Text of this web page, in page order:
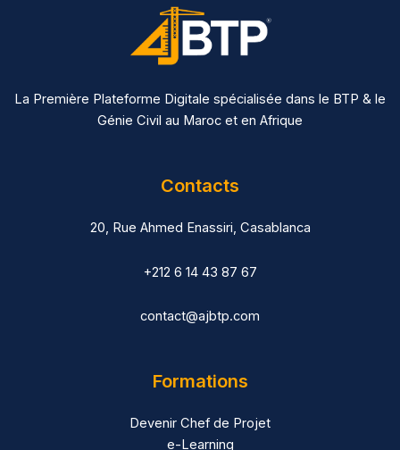
La Première Plateforme Digitale spécialisée dans le BTP & le
Génie Civil au Maroc et en Afrique
Contacts
20, Rue Ahmed Enassiri, Casablanca
+212 6 14 43 87 67
contact@ajbtp.com
Formations
Devenir Chef de Projet
e-Learning